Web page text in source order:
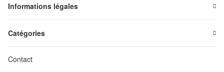
Informations légales
Catégories
Contact